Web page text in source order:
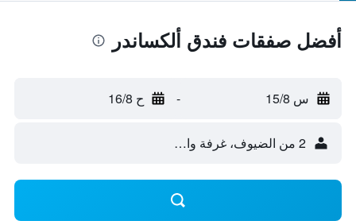
أفضل صفقات فندق ألكساندر
س 15/8 - ح 16/8
2 من الضيوف، غرفة واحدة